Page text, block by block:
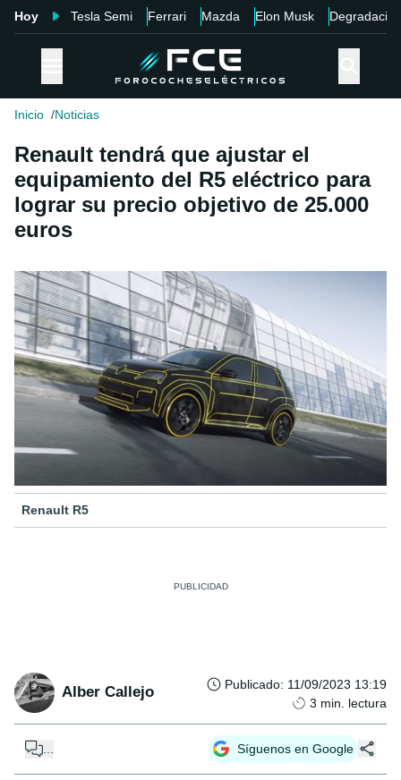
Hoy Tesla Semi Ferrari Mazda Elon Musk Degradación
Inicio Noticias
Renault tendrá que ajustar el
equipamiento del R5 eléctrico para
lograr su precio objetivo de 25.000
euros
Renault R5
Alber Callejo Publicado: 11/09/2023 13:19
3 min. lectura
Síguenos en Google